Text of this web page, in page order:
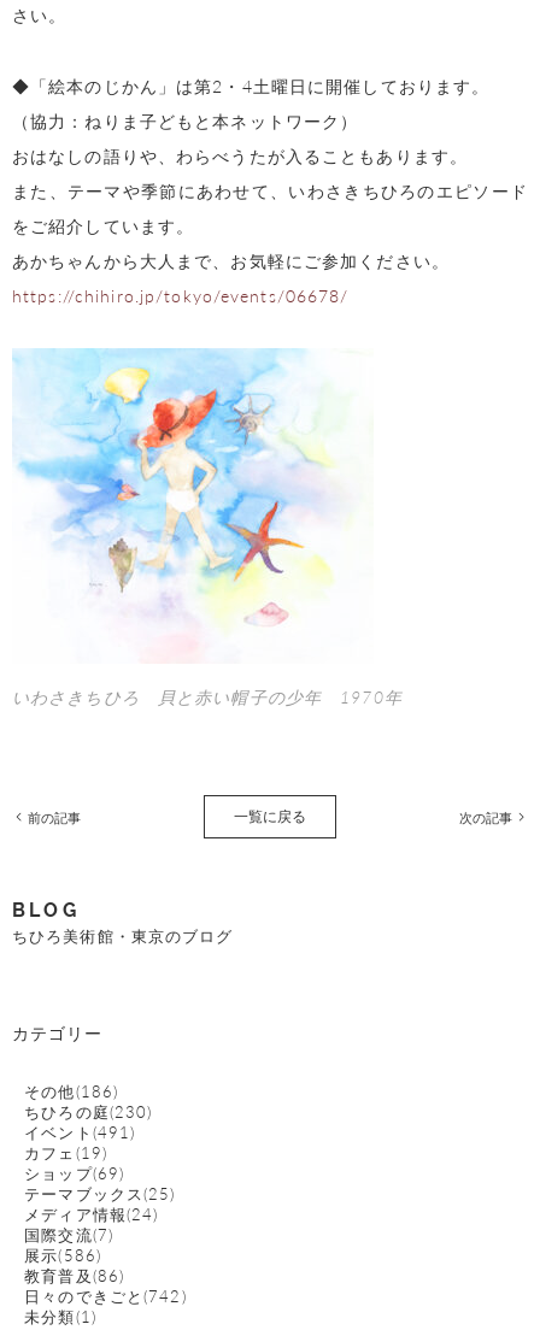
さい。
◆「絵本のじかん」は第2・4土曜日に開催しております。
（協力：ねりま子どもと本ネットワーク）
おはなしの語りや、わらべうたが入ることもあります。
また、テーマや季節にあわせて、いわさきちひろのエピソード
をご紹介しています。
あかちゃんから大人まで、お気軽にご参加ください。
https://chihiro.jp/tokyo/events/06678/
いわさきちひろ 貝と赤い帽子の少年 1970年
前の記事 一覧に戻る 次の記事
BLOG
ちひろ美術館・東京のブログ
カテゴリー
その他(186)
ちひろの庭(230)
イベント(491)
カフェ(19)
ショップ(69)
テーマブックス(25)
メディア情報(24)
国際交流(7)
展示(586)
教育普及(86)
日々のできごと(742)
未分類(1)